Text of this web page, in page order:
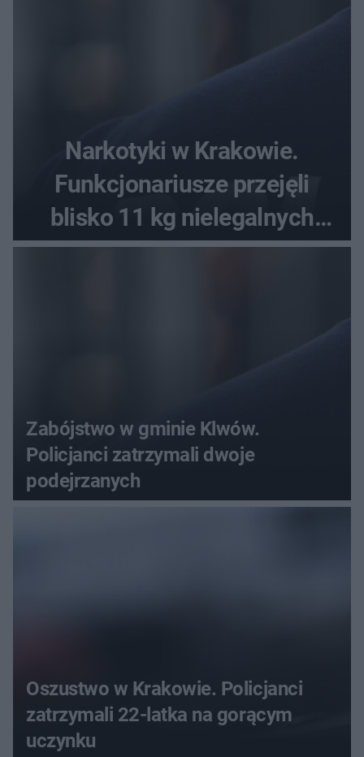
Narkotyki w Krakowie.
Funkcjonariusze przejęli
blisko 11 kg nielegalnych
substancji
Zabójstwo w gminie Klwów.
Policjanci zatrzymali dwoje
podejrzanych
Oszustwo w Krakowie. Policjanci
zatrzymali 22-latka na gorącym
uczynku